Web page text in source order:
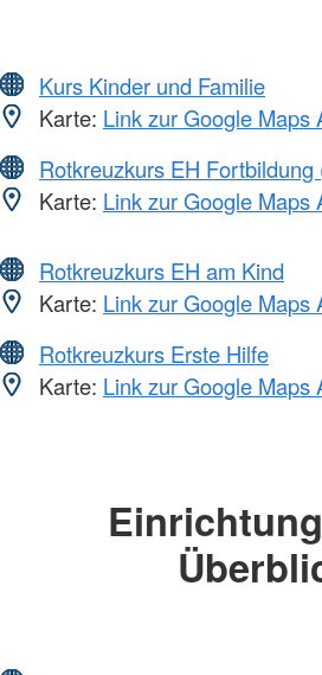
Kurs Kinder und Familie
Karte: Link zur Google Maps
Rotkreuzkurs EH Fortbildung
Karte: Link zur Google Maps
Rotkreuzkurs EH am Kind
Karte: Link zur Google Maps
Rotkreuzkurs Erste Hilfe
Karte: Link zur Google Maps